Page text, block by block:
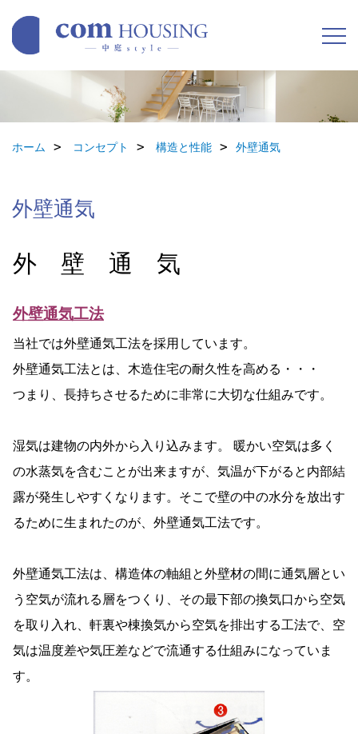
ホーム コンセプト 構造と性能 外壁通気
外壁通気
外 壁 通 気
外壁通気工法
当社では外壁通気工法を採用しています。
外壁通気工法とは、木造住宅の耐久性を高める・・・
つまり、長持ちさせるために非常に大切な仕組みです。
湿気は建物の内外から入り込みます。 暖かい空気は多く
の水蒸気を含むことが出来ますが、気温が下がると内部結
露が発生しやすくなります。そこで壁の中の水分を放出す
るために生まれたのが、外壁通気工法です。
外壁通気工法は、構造体の軸組と外壁材の間に通気層とい
う空気が流れる層をつくり、その最下部の換気口から空気
を取り入れ、軒裏や棟換気から空気を排出する工法で、空
気は温度差や気圧差などで流通する仕組みになっていま
す。